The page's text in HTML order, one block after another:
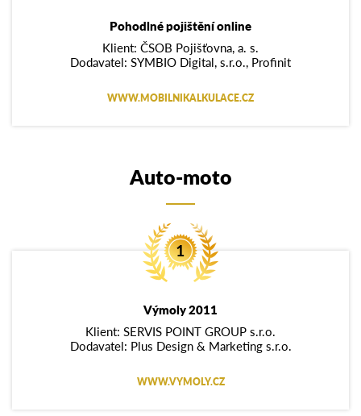
Pohodlné pojištění online
Klient: ČSOB Pojišťovna, a. s.
Dodavatel: SYMBIO Digital, s.r.o., Profinit
WWW.MOBILNIKALKULACE.CZ
Auto-moto
Výmoly 2011
Klient: SERVIS POINT GROUP s.r.o.
Dodavatel: Plus Design & Marketing s.r.o.
WWW.VYMOLY.CZ